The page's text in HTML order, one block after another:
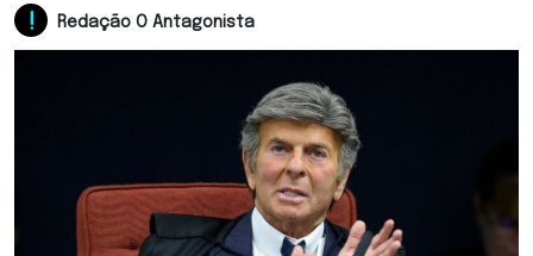
Redação O Antagonista